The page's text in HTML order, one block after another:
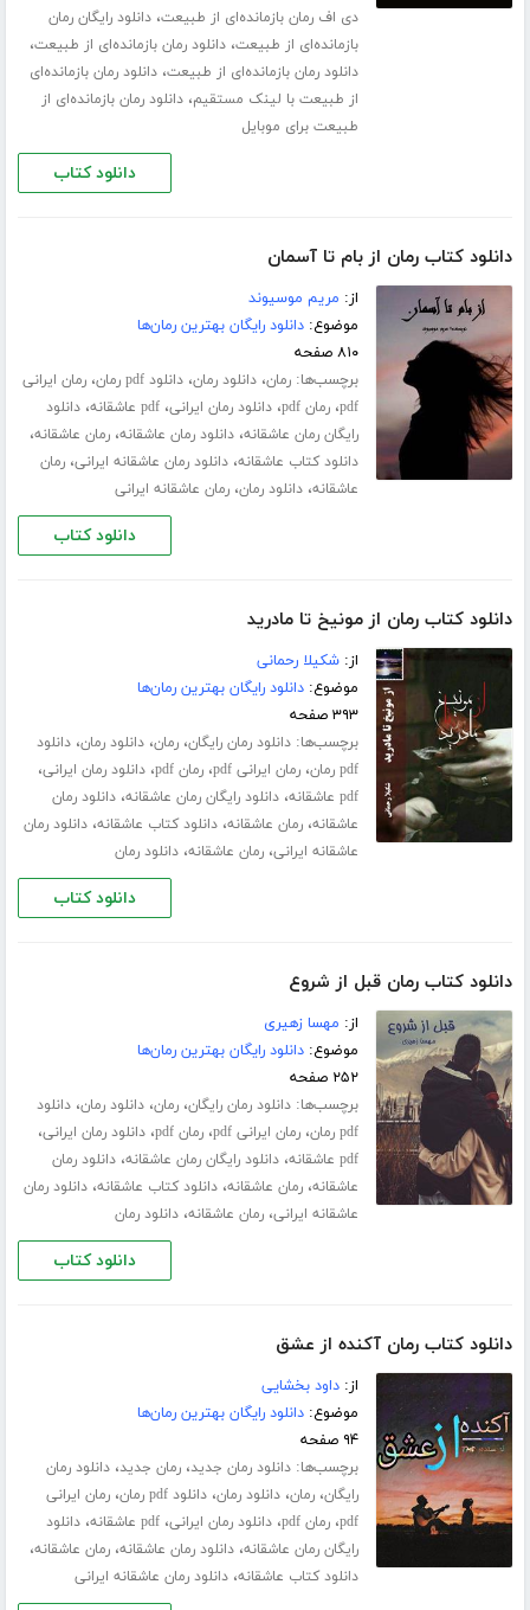
دی اف رمان بازمانده‌ای از طبیعت،دانلود رایگان رمان
بازمانده‌ای از طبیعت،دانلود رمان بازمانده‌ای از طبیعت،
دانلود رمان بازمانده‌ای از طبیعت،دانلود رمان بازمانده‌ای
از طبیعت با لینک مستقیم،دانلود رمان بازمانده‌ای از
طبیعت برای موبایل
دانلود کتاب
دانلود کتاب رمان از بام تا آسمان
از: مریم موسیوند
موضوع:دانلود رایگان بهترین رمان‌ها
۸۱۰ صفحه
برچسب‌ها:رمان،دانلود رمان،دانلود pdf رمان ،رمان ایرانی
pdf،رمان pdf ،دانلود رمان ایرانی،pdf عاشقانه ،دانلود
رایگان رمان عاشقانه،دانلود رمان عاشقانه،رمان عاشقانه،
دانلود کتاب عاشقانه،دانلود رمان عاشقانه ایرانی،رمان
عاشقانه،دانلود رمان،رمان عاشقانه ایرانی
دانلود کتاب
دانلود کتاب رمان از مونیخ تا مادرید
از:شکیلا رحمانی
موضوع:دانلود رایگان بهترین رمان‌ها
۳۹۳ صفحه
برچسب‌ها:دانلود رمان رایگان،رمان،دانلود رمان،دانلود
pdf رمان
،رمان ایرانی pdf ،رمان pdf ،دانلود رمان ایرانی،
pdf عاشقانه ،دانلود رایگان رمان عاشقانه،دانلود رمان
عاشقانه،رمان عاشقانه،دانلود کتاب عاشقانه،دانلود رمان
عاشقانه ایرانی،رمان عاشقانه،دانلود رمان
دانلود کتاب
دانلود کتاب رمان قبل از شروع
از: مهسا زهیری
موضوع:دانلود رایگان بهترین رمان‌ها
۲۵۲ صفحه
برچسب‌ها:دانلود رمان رایگان،رمان،دانلود رمان،دانلود
pdf رمان
،رمان ایرانی pdf ،رمان pdf ،دانلود رمان ایرانی،
pdf عاشقانه ،دانلود رایگان رمان عاشقانه،دانلود رمان
عاشقانه،رمان عاشقانه،دانلود کتاب عاشقانه،دانلود رمان
عاشقانه ایرانی،رمان عاشقانه،دانلود رمان
دانلود کتاب
دانلود کتاب رمان آکنده از عشق
از:داود بخشایی
موضوع:دانلود رایگان بهترین رمان‌ها
۹۴ صفحه
برچسب‌ها:دانلود رمان جدید،رمان جدید،دانلود رمان
رایگان،رمان،دانلود رمان،دانلود pdf رمان ،رمان ایرانی
pdf،رمان pdf ،دانلود رمان ایرانی،pdf عاشقانه ،دانلود
رایگان رمان عاشقانه،دانلود رمان عاشقانه،رمان عاشقانه،
دانلود کتاب عاشقانه،دانلود رمان عاشقانه ایرانی